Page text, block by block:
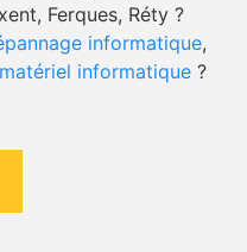
Ferques, Réty ?
informatique,
matériel informatique ?